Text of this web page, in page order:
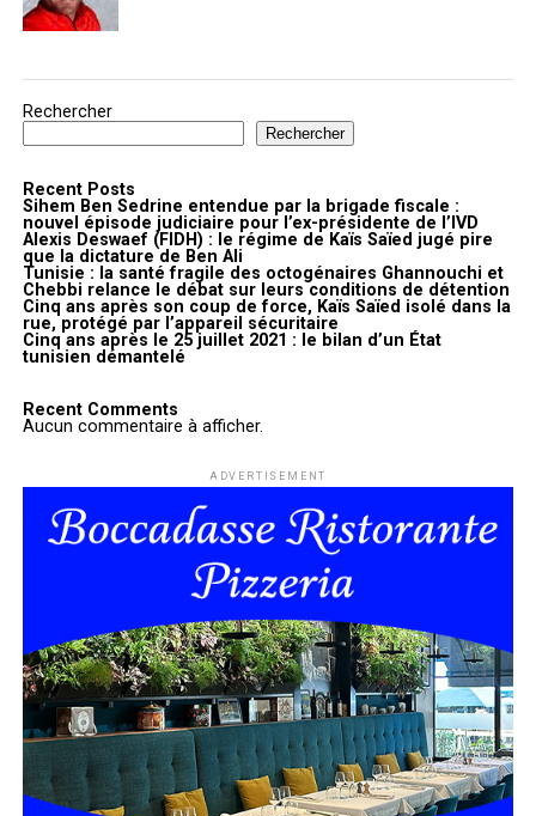
Rechercher
Rechercher
Recent Posts
Sihem Ben Sedrine entendue par la brigade fiscale :
nouvel épisode judiciaire pour l’ex-présidente de l’IVD
Alexis Deswaef (FIDH) : le régime de Kaïs Saïed jugé pire
que la dictature de Ben Ali
Tunisie : la santé fragile des octogénaires Ghannouchi et
Chebbi relance le débat sur leurs conditions de détention
Cinq ans après son coup de force, Kaïs Saïed isolé dans la
rue, protégé par l’appareil sécuritaire
Cinq ans après le 25 juillet 2021 : le bilan d’un État
tunisien démantelé
Recent Comments
Aucun commentaire à afficher.
ADVERTISEMENT